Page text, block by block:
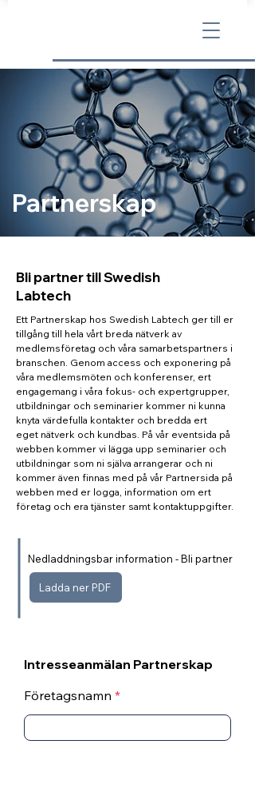
Partnerskap
Bli partner till Swedish
Labtech
Ett Partnerskap hos Swedish Labtech ger till er
tillgång till hela vårt breda nätverk av
medlemsföretag och våra samarbetspartners i
branschen. Genom access och exponering på
våra medlemsmöten och konferenser, ert
engagemang i våra fokus- och expertgrupper,
utbildningar och seminarier kommer ni kunna
knyta värdefulla kontakter och bredda ert
eget nätverk och kundbas. På vår eventsida på
webben kommer vi lägga upp seminarier och
utbildningar som ni själva arrangerar och ni
kommer även finnas med på vår Partnersida på
webben med er logga, information om ert
företag och era tjänster samt kontaktuppgifter.
Nedladdningsbar information - Bli partner
Ladda ner PDF
Intresseanmälan Partnerskap
Företagsnamn